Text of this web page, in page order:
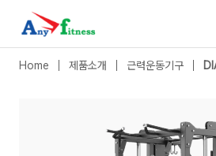
DIAMOND 시리즈|스미스 멀티랙- 애니
Home 제품소개 근력운동기구